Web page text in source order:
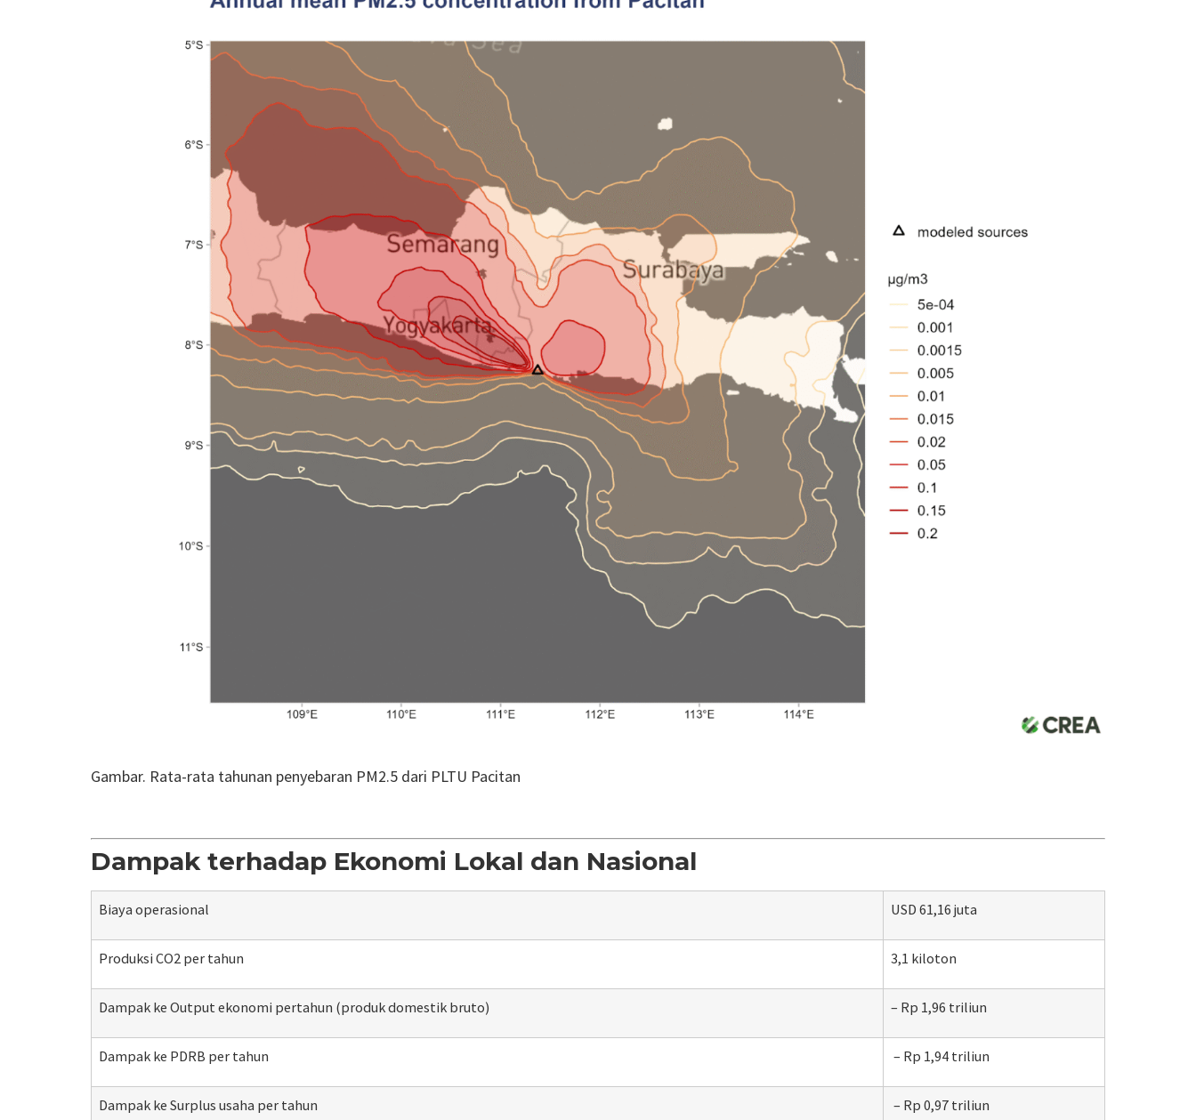
Gambar. Rata-rata tahunan penyebaran PM2.5 dari PLTU Pacitan
Dampak terhadap Ekonomi Lokal dan Nasional
Biaya operasional USD 61,16 juta
Produksi CO2 per tahun 3,1 kiloton
Dampak ke Output ekonomi pertahun (produk domestik bruto) – Rp 1,96 triliun
Dampak ke PDRB per tahun – Rp 1,94 triliun
Dampak ke Surplus usaha per tahun – Rp 0,97 triliun